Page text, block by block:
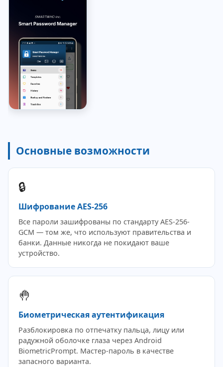
Основные возможности
🔒
Шифрование AES-256
Все пароли зашифрованы по стандарту AES-256-
GCM — том же, что используют правительства и
банки. Данные никогда не покидают ваше
устройство.
🤚
Биометрическая аутентификация
Разблокировка по отпечатку пальца, лицу или
радужной оболочке глаза через Android
BiometricPrompt. Мастер-пароль в качестве
запасного варианта.